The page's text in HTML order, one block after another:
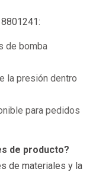
de bomba
la presión dentro
para pedidos
de producto?
de materiales y la